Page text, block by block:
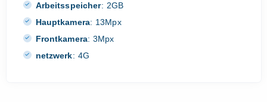
Arbeitsspeicher: 2GB
Hauptkamera: 13Mpx
Frontkamera: 3Mpx
netzwerk: 4G